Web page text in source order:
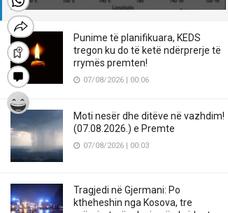
Punime të planifikuara, KEDS
tregon ku do të ketë ndërprerje të
rrymës premten!
07/08/2026 | 00:06
Moti nesër dhe ditëve në vazhdim!
(07.08.2026.) e Premte
07/08/2026 | 00:03
Tragjedi në Gjermani: Po
ktheheshin nga Kosova, tre